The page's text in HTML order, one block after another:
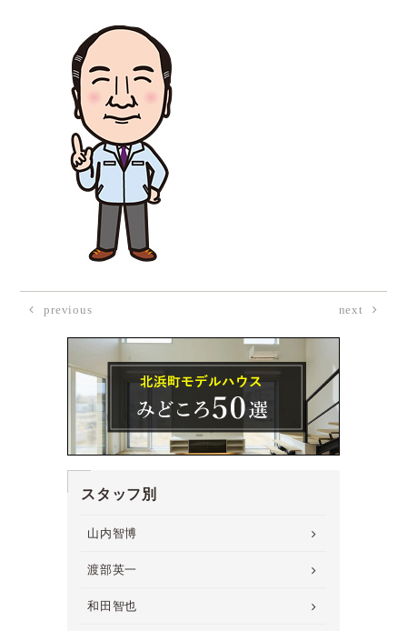
previous next
スタッフ別
山内智博
渡部英一
和田智也